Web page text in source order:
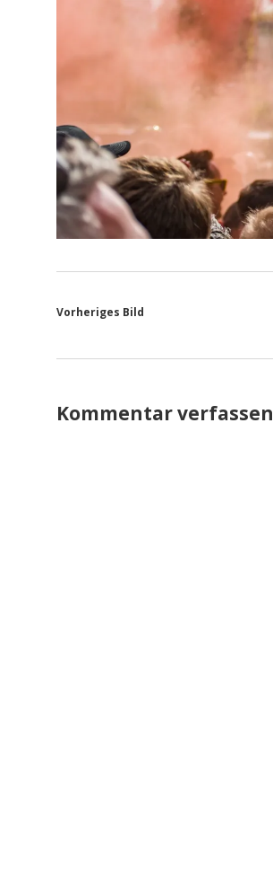
Vorheriges Bild
Kommentar verfassen